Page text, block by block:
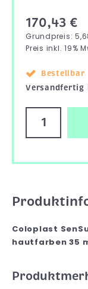
170,43 €
Grundpreis:
Preis inkl. 19%
Bestellbar
Versandfertig
Coloplast
hautfarben 35